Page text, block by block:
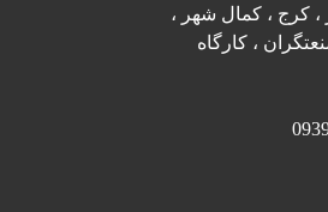
، کرج ، کمال شهر ،
30 متری صنعتگران ، کارگاه